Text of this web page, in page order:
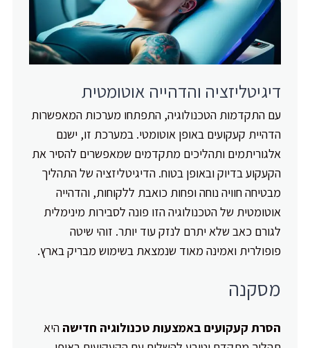
דיגיטליזציה והדהייה אוטומטית
עם התקדמות הטכנולוגיה, התפתחו מערכות המאפשרות
הדהיית קעקועים באופן אוטומטי. במערכת זו, ישנם
אלגוריתמים ותהליכים מתקדמים שמאפשרים להסיר את
הקעקוע בדיוק ובאופן בטוח. הדיגיטליזציה של התהליך
מבטיחה חוויה נוחה ופחות כואבת ללקוחות, והדהייה
אוטומטית של הטכנולוגיה הזו פונה לסבירות מינימלית
לגורם כאב שלא יתרם לנזק עוד יותר. זוהי שיטה
פופולרית ואמינה מאוד שנמצאת בשימוש מבריק בארץ.
מסקנה
הסרת קעקועים באמצעות טכנולוגיה חדישה היא